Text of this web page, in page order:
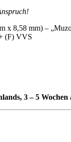
x 8,58 mm) –
(F) VVS
3 – 5